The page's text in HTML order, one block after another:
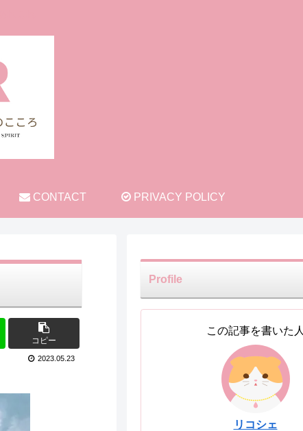
CONTACT PRIVACY POLICY
コピー
2023.05.23
Profile
この記事を書いた人
リコシェ